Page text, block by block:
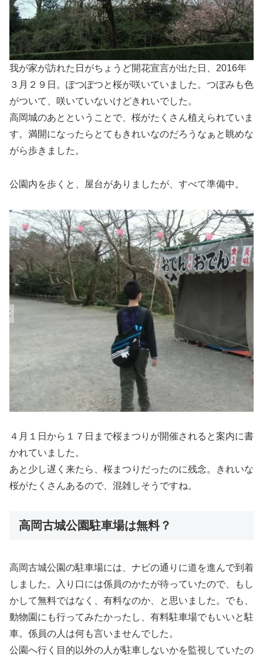
我が家が訪れた日がちょうど開花宣言が出た日、2016年
３月２９日。ぽつぽつと桜が咲いていました。つぼみも色
がついて、咲いていないけどきれいでした。
高岡城のあとということで、桜がたくさん植えられていま
す。満開になったらとてもきれいなのだろうなぁと眺めな
がら歩きました。
公園内を歩くと、屋台がありましたが、すべて準備中。
４月１日から１７日まで桜まつりが開催されると案内に書
かれていました。
あと少し遅く来たら、桜まつりだったのに残念。きれいな
桜がたくさんあるので、混雑しそうですね。
高岡古城公園駐車場は無料？
高岡古城公園の駐車場には、ナビの通りに道を進んで到着
しました。入り口には係員のかたが待っていたので、もし
かして無料ではなく、有料なのか、と思いました。でも、
動物園にも行ってみたかったし、有料駐車場でもいいと駐
車。係員の人は何も言いませんでした。
公園へ行く目的以外の人が駐車しないかを監視していたの